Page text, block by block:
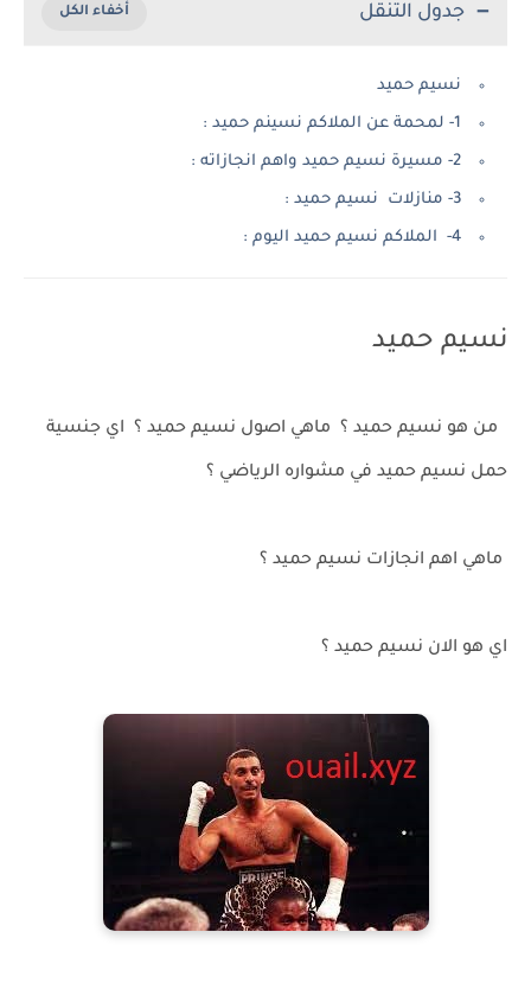
جدول التنقل
نسيم حميد
1- لمحمة عن الملاكم نسينم حميد :
2- مسيرة نسيم حميد واهم انجازاته :
3- منازلات نسيم حميد :
4- الملاكم نسيم حميد اليوم :
نسيم حميد
من هو نسيم حميد ؟ ماهي اصول نسيم حميد ؟ اي جنسية
حمل نسيم حميد في مشواره الرياضي ؟
ماهي اهم انجازات نسيم حميد ؟
اي هو الان نسيم حميد ؟